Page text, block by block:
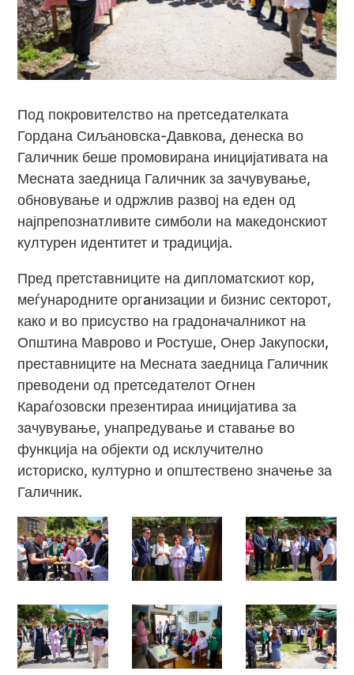
Под покровителство на претседателката
Гордана Сиљановска-Давкова, денеска во
Галичник беше промовирана иницијативата на
Месната заедница Галичник за зачувување,
обновување и одржлив развој на еден од
најпрепознатливите симболи на македонскиот
културен идентитет и традиција.
Пред претставниците на дипломатскиот кор,
меѓународните оргaнизации и бизнис секторот,
како и во присуство на градоначалникот на
Општина Маврово и Ростуше, Онер Јакупоски,
преставниците на Месната заедница Галичник
преводени од претседателот Огнен
Караѓозовски презентираа иницијатива за
зачувување, унапредување и ставање во
функција на објекти од исклучително
историско, културно и општествено значење за
Галичник.